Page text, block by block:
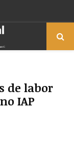
de labor
IAP